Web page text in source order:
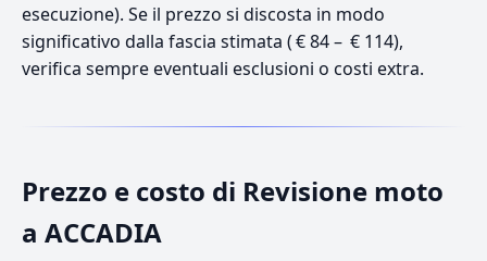
esecuzione). Se il prezzo si discosta in modo
significativo dalla fascia stimata ( € 84 – € 114),
verifica sempre eventuali esclusioni o costi extra.
Prezzo e costo di Revisione moto
a ACCADIA